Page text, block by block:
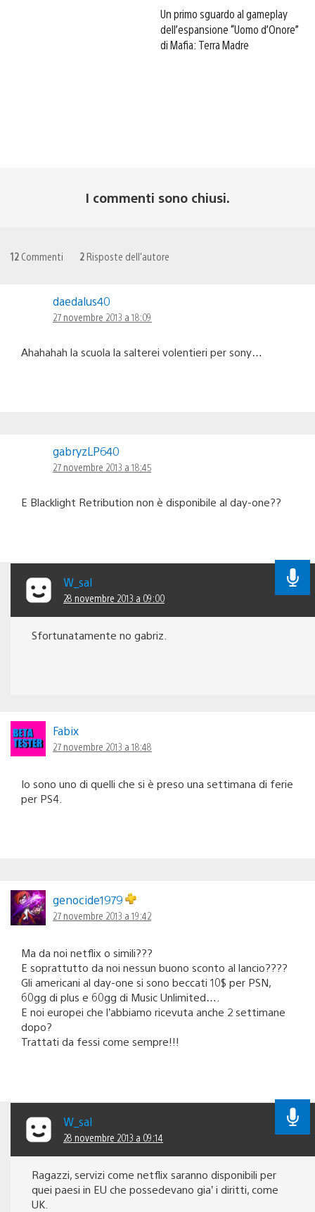
Un primo sguardo al gameplay
dell’espansione “Uomo d’Onore”
di Mafia: Terra Madre
I commenti sono chiusi.
12 Commenti 2 Risposte dell'autore
daedalus40
27 novembre 2013 a 18:09
Ahahahah la scuola la salterei volentieri per sony…
gabryzLP640
27 novembre 2013 a 18:45
E Blacklight Retribution non è disponibile al day-one??
W_sal
28 novembre 2013 a 09:00
Sfortunatamente no gabriz.
Fabix
27 novembre 2013 a 18:48
Io sono uno di quelli che si è preso una settimana di ferie
per PS4.
genocide1979
27 novembre 2013 a 19:42
Ma da noi netflix o simili???
E soprattutto da noi nessun buono sconto al lancio????
Gli americani al day-one si sono beccati 10$ per PSN,
60gg di plus e 60gg di Music Unlimited….
E noi europei che l’abbiamo ricevuta anche 2 settimane
dopo?
Trattati da fessi come sempre!!!
W_sal
28 novembre 2013 a 09:14
Ragazzi, servizi come netflix saranno disponibili per
quei paesi in EU che possedevano gia’ i diritti, come
UK.